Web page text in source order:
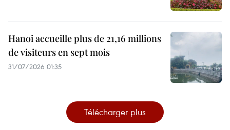
Hanoi accueille plus de 21,16 millions
de visiteurs en sept mois ​
31/07/2026 01:35
Télécharger plus